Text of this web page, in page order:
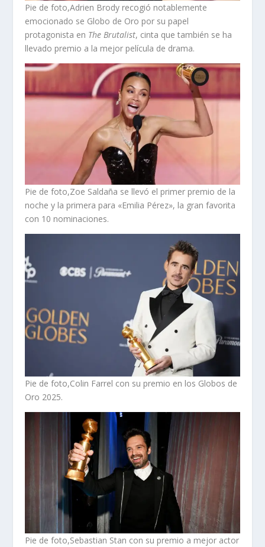
Pie de foto,Adrien Brody recogió notablemente
emocionado se Globo de Oro por su papel
protagonista en The Brutalist, cinta que también se ha
llevado premio a la mejor película de drama.
Pie de foto,Zoe Saldaña se llevó el primer premio de la
noche y la primera para «Emilia Pérez», la gran favorita
con 10 nominaciones.
Pie de foto,Colin Farrel con su premio en los Globos de
Oro 2025.
Pie de foto,Sebastian Stan con su premio a mejor actor